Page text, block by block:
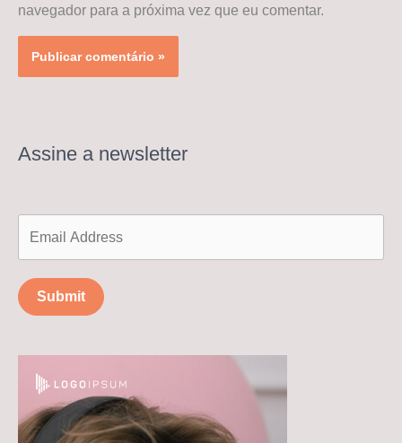
navegador para a próxima vez que eu comentar.
Assine a newsletter
Submit